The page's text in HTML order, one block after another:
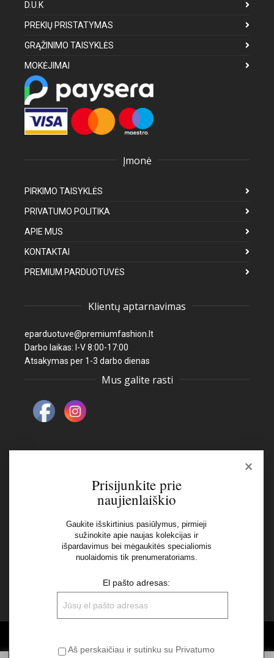
D.U.K
PREKIŲ PRISTATYMAS
GRĄŽINIMO TAISYKLĖS
MOKĖJIMAI
Įmonė
PIRKIMO TAISYKLĖS
PRIVATUMO POLITIKA
APIE MUS
KONTAKTAI
PREMIUM PARDUOTUVĖS
Klientų aptarnavimas
eparduotuve@premiumfashion.lt
Darbo laikas: I-V 8:00-17:00
Atsakymas per 1-3 darbo dienas
Mus galite rasti
Naujienlaiškis
Aš perskaičiau ir sutinku su Privatumo Politikos
×
Prisijunkite prie
naujienlaiškio
Gaukite išskirtinius pasiūlymus, pirmieji
sužinokite apie naujas kolekcijas ir
išpardavimus bei mėgaukitės specialiomis
nuolaidomis tik prenumeratoriams.
El pašto adresas:
Aš perskaičiau ir sutinku su Privatumo